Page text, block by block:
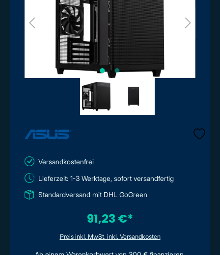
Versandkostenfrei
Lieferzeit: 1-3 Werktage, sofort versandfertig
Standardversand mit DHL GoGreen
91,23 €*
Preis inkl. MwSt. inkl. Versandkosten